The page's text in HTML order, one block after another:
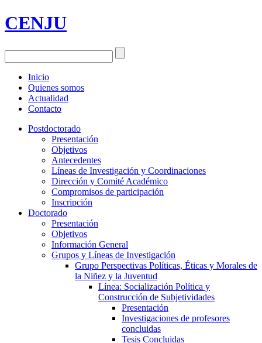
CENJU
Inicio
Quienes somos
Actualidad
Contacto
Postdoctorado
Presentación
Objetivos
Antecedentes
Líneas de Investigación y Coordinaciones
Dirección y Comité Académico
Compromisos de participación
Inscripción
Doctorado
Presentación
Objetivos
Información General
Grupos y Líneas de Investigación
Grupo Perspectivas Políticas, Éticas y Morales de
la Niñez y la Juventud
Línea: Socialización Política y
Construcción de Subjetividades
Presentación
Investigaciones de profesores
concluidas
Tesis Concluidas